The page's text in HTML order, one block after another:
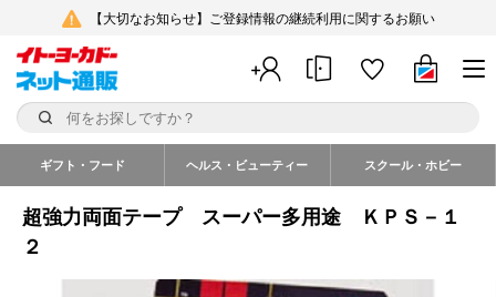
【大切なお知らせ】ご登録情報の継続利用に関するお願い
ギフト・フード ヘルス・ビューティー スクール・ホビー
超強力両面テープ スーパー多用途 ＫＰＳ－１
２